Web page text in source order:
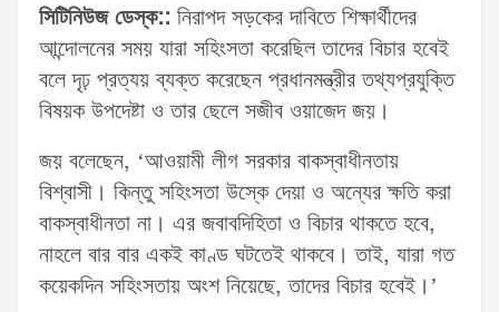
সিটিনিউজ ডেস্ক:: নিরাপদ সড়কের দাবিতে শিক্ষার্থীদের
আন্দোলনের সময় যারা সহিংসতা করেছিল তাদের বিচার হবেই
বলে দৃঢ় প্রত্যয় ব্যক্ত করেছেন প্রধানমন্ত্রীর তথ্যপ্রযুক্তি
বিষয়ক উপদেষ্টা ও তার ছেলে সজীব ওয়াজেদ জয়।
জয় বলেছেন, ‘আওয়ামী লীগ সরকার বাকস্বাধীনতায়
বিশ্বাসী। কিন্তু সহিংসতা উস্কে দেয়া ও অন্যের ক্ষতি করা
বাকস্বাধীনতা না। এর জবাবদিহিতা ও বিচার থাকতে হবে,
নাহলে বার বার একই কাণ্ড ঘটতেই থাকবে। তাই, যারা গত
কয়েকদিন সহিংসতায় অংশ নিয়েছে, তাদের বিচার হবেই।’